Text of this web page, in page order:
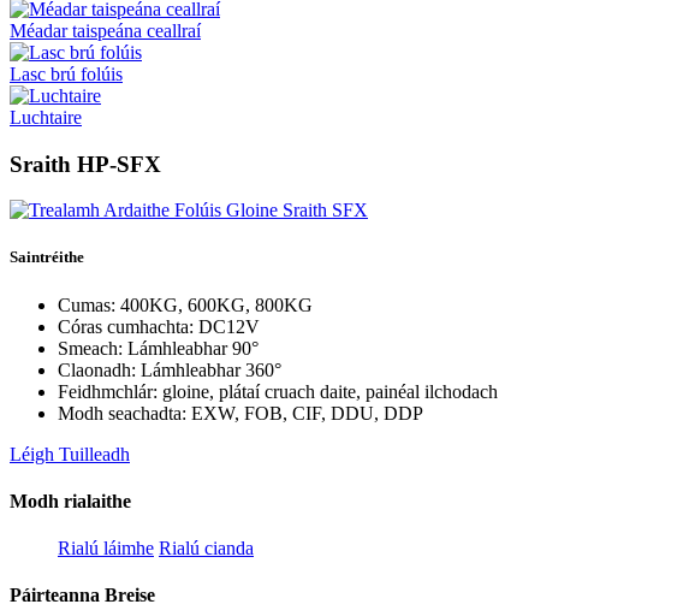
Méadar taispeána ceallraí
Lasc brú folúis
Luchtaire
Sraith HP-SFX
Saintréithe
Cumas: 400KG, 600KG, 800KG
Córas cumhachta: DC12V
Smeach: Lámhleabhar 90°
Claonadh: Lámhleabhar 360°
Feidhmchlár: gloine, plátaí cruach daite, painéal ilchodach
Modh seachadta: EXW, FOB, CIF, DDU, DDP
Léigh Tuilleadh
Modh rialaithe
Rialú láimhe Rialú cianda
Páirteanna Breise